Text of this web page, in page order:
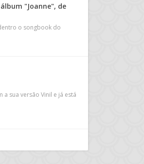
"Joanne", de
o songbook do
a sua versão Vinil e já está